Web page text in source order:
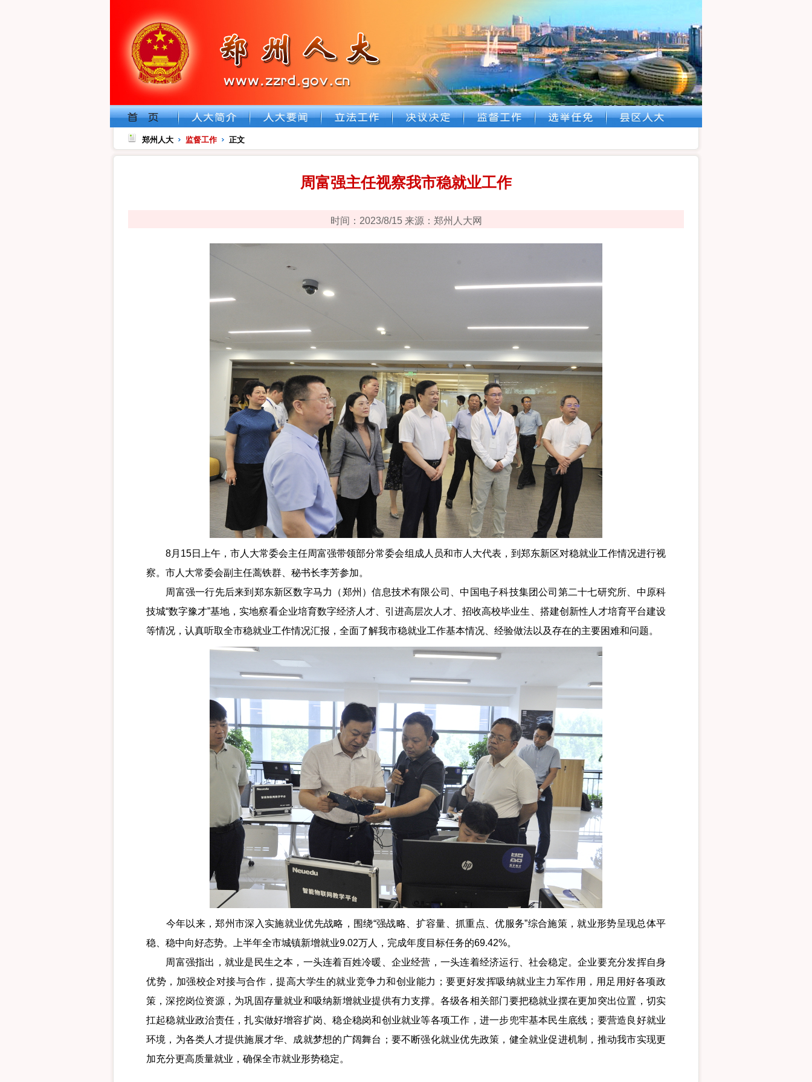
郑州人大 监督工作 正文
周富强主任视察我市稳就业工作
时间：2023/8/15 来源：郑州人大网
8月15日上午，市人大常委会主任周富强带领部分常委会组成人员和市人大代表，到郑东新区对稳就业工作情况进行视
察。市人大常委会副主任蒿铁群、秘书长李芳参加。
周富强一行先后来到郑东新区数字马力（郑州）信息技术有限公司、中国电子科技集团公司第二十七研究所、中原科
技城“数字豫才”基地，实地察看企业培育数字经济人才、引进高层次人才、招收高校毕业生、搭建创新性人才培育平台建设
等情况，认真听取全市稳就业工作情况汇报，全面了解我市稳就业工作基本情况、经验做法以及存在的主要困难和问题。
今年以来，郑州市深入实施就业优先战略，围绕“强战略、扩容量、抓重点、优服务”综合施策，就业形势呈现总体平
稳、稳中向好态势。上半年全市城镇新增就业9.02万人，完成年度目标任务的69.42%。
周富强指出，就业是民生之本，一头连着百姓冷暖、企业经营，一头连着经济运行、社会稳定。企业要充分发挥自身
优势，加强校企对接与合作，提高大学生的就业竞争力和创业能力；要更好发挥吸纳就业主力军作用，用足用好各项政
策，深挖岗位资源，为巩固存量就业和吸纳新增就业提供有力支撑。各级各相关部门要把稳就业摆在更加突出位置，切实
扛起稳就业政治责任，扎实做好增容扩岗、稳企稳岗和创业就业等各项工作，进一步兜牢基本民生底线；要营造良好就业
环境，为各类人才提供施展才华、成就梦想的广阔舞台；要不断强化就业优先政策，健全就业促进机制，推动我市实现更
加充分更高质量就业，确保全市就业形势稳定。